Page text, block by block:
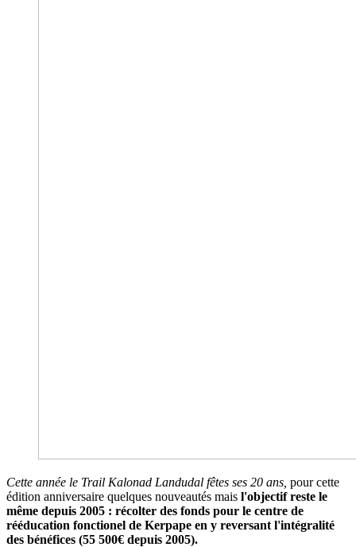
Cette année le Trail Kalonad Landudal fêtes ses 20 ans, pour cette
édition anniversaire quelques nouveautés mais l'objectif reste le
même depuis 2005 : récolter des fonds pour le centre de
rééducation fonctionel de Kerpape en y reversant l'intégralité
des bénéfices (55 500€ depuis 2005).